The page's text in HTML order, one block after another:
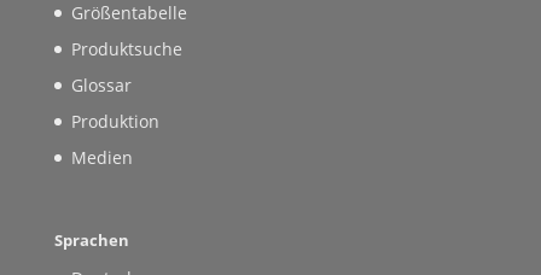
Größentabelle
Produktsuche
Glossar
Produktion
Medien
Sprachen